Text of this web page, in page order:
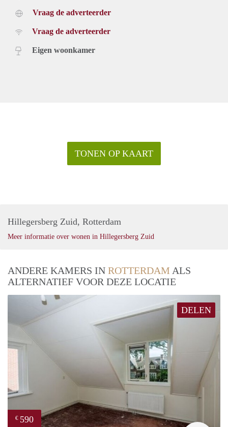
Vraag de adverteerder
Vraag de adverteerder
Eigen woonkamer
TONEN OP KAART
Hillegersberg Zuid, Rotterdam
Meer informatie over wonen in Hillegersberg Zuid
ANDERE KAMERS IN ROTTERDAM ALS
ALTERNATIEF VOOR DEZE LOCATIE
DELEN
€ 590